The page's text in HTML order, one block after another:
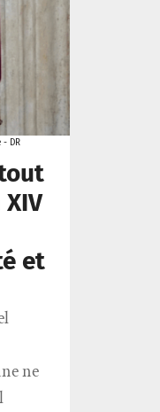
- DR
et
ne